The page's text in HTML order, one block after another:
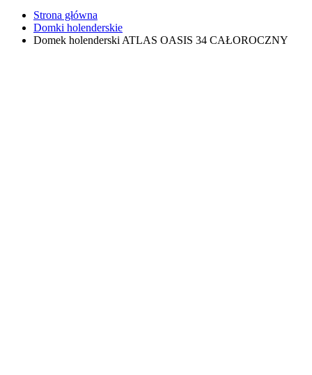
Strona główna
Domki holenderskie
Domek holenderski ATLAS OASIS 34 CAŁOROCZNY